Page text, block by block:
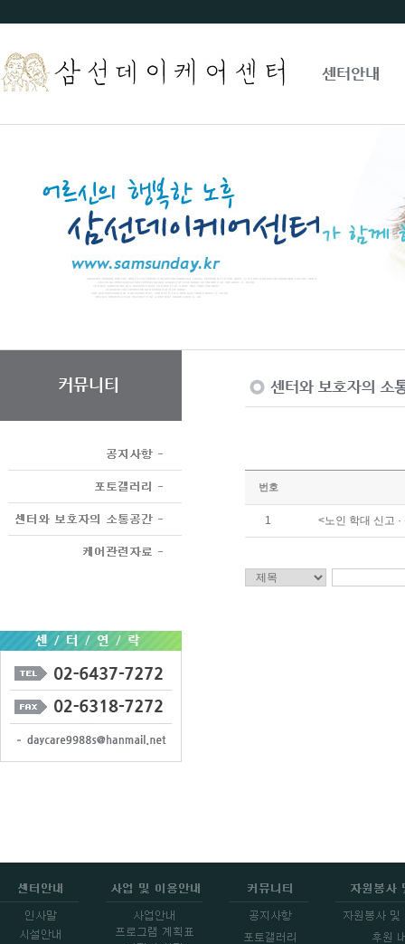
번호
1 <노인 학대 신고